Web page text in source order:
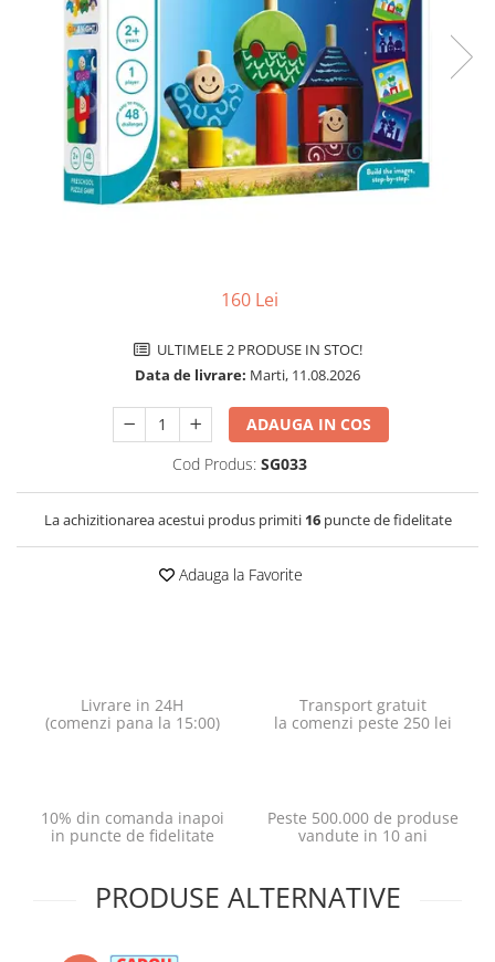
Jocuri pentru o persoana
Jocuri pentru 2 persoane
Game cunoscute
Carcassonne
Jocuri de societate in limba
Vezi toate jocurile de societate
160 Lei
ULTIMELE 2 PRODUSE IN STOC!
Data de livrare: Marti, 11.08.2026
ADAUGA IN COS
Cod Produs: SG033
La achizitionarea acestui produs primiti 16puncte de fidelitate
Adauga la Favorite
Livrare in 24H
(comenzi pana la 15:00)
Transport gratuit
la comenzi peste 250 lei
10% din comanda inapoi
in puncte de fidelitate
Peste 500.000 de produse
vandute in 10 ani
PRODUSE ALTERNATIVE